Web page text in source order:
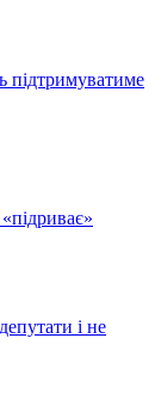
підтримуватиме
і не